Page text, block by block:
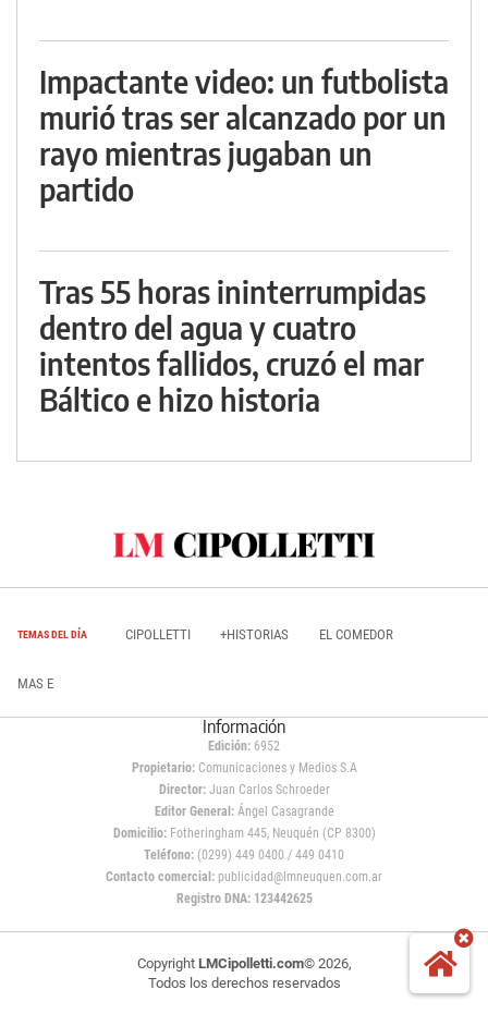
Impactante video: un futbolista
murió tras ser alcanzado por un
rayo mientras jugaban un
partido
Tras 55 horas ininterrumpidas
dentro del agua y cuatro
intentos fallidos, cruzó el mar
Báltico e hizo historia
TEMAS DEL DÍA CIPOLLETTI +HISTORIAS EL COMEDOR
MAS E
Información
Edición: 6952
Propietario:Comunicaciones y Medios S.A
Director: Juan Carlos Schroeder
Editor General:Ángel Casagrande
Domicilio:Fotheringham 445, Neuquén (CP 8300)
Teléfono: (0299) 449 0400 / 449 0410
Contacto comercial: publicidad@lmneuquen.com.ar
Registro DNA: 123442625
Copyright LMCipolletti.com© 2026,
Todos los derechos reservados